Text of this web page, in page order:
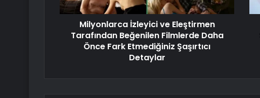
Milyonlarca İzleyici ve Eleştirmen
Tarafından Beğenilen Filmlerde Daha
Önce Fark Etmediğiniz Şaşırtıcı
Detaylar